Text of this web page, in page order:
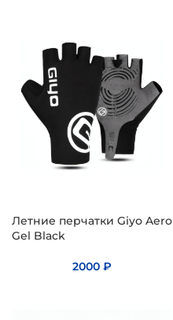
Летние перчатки Giyo Aero
Gel Black
2000 ₽